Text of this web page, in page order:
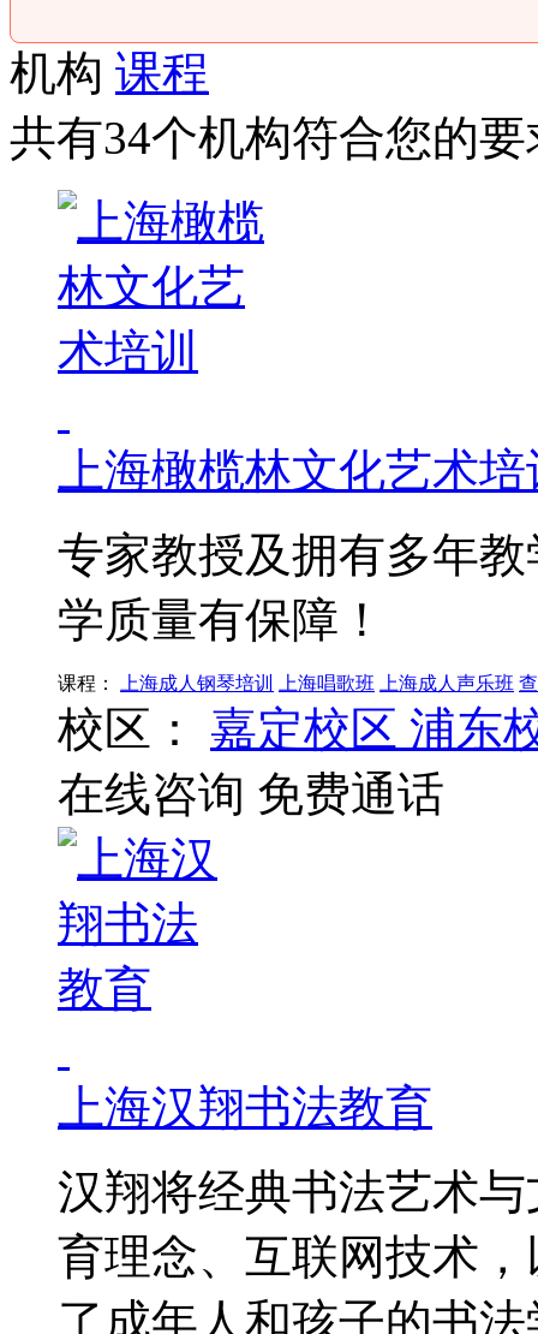
机构 课程
共有34个机构符合您的要
上海橄榄林文化艺术
专家教授及拥有多年
学质量有保障！
课程： 上海成人钢琴培训 上海唱歌班 上海成人声乐班
校区： 嘉定校区 浦东
在线咨询 免费通话
上海汉翔书法教育
汉翔将经典书法艺术
育理念、互联网技术
了成年人和孩子的书